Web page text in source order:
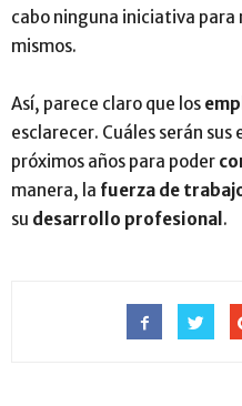
cabo ninguna iniciativa para
mismos.
Así, parece claro que los
esclarecer. Cuáles serán
próximos años para poder
manera, la fuerza de
su desarrollo profesional .